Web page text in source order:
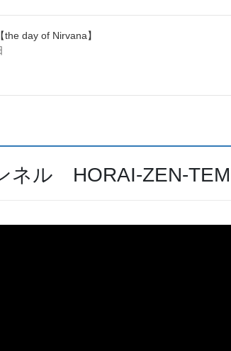
day of Nirvana】
ネル HORAI-ZEN-